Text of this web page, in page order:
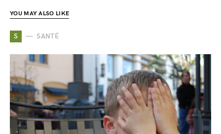
YOU MAY ALSO LIKE
S SANTÉ